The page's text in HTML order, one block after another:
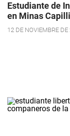
Estudiante de
en Minas
12 DE NOVIEMBRE